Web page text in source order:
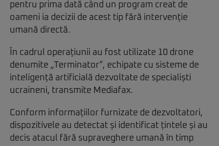
pentru prima dată când un program creat de
oameni ia decizii de acest tip fără intervenție
umană directă.
În cadrul operațiunii au fost utilizate 10 drone
denumite „Terminator”, echipate cu sisteme de
inteligență artificială dezvoltate de specialiști
ucraineni, transmite Mediafax.
Conform informațiilor furnizate de dezvoltatori,
dispozitivele au detectat și identificat țintele și au
decis atacul fără supraveghere umană în timp